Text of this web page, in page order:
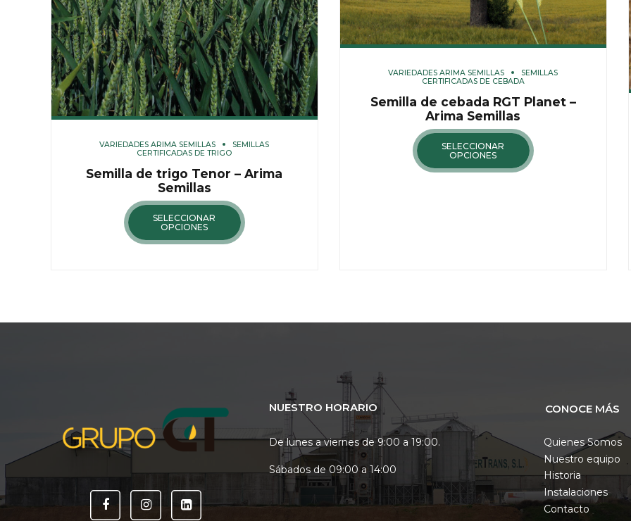
VARIEDADES ARIMA SEMILLAS
SEMILLAS
CERTIFICADAS DE TRIGO
Semilla de trigo Tenor – Arima
Semillas
SELECCIONAR
OPCIONES
VARIEDADES ARIMA SEMILLAS
SEMILLAS
CERTIFICADAS DE CEBADA
Semilla de cebada RGT Planet –
Arima Semillas
SELECCIONAR
OPCIONES
NUESTRO HORARIO
De lunes a viernes de 9:00 a 19:00.
Sábados de 09:00 a 14:00
CONOCE MÁS
Quienes Somos
Nuestro equipo
Historia
Instalaciones
Contacto